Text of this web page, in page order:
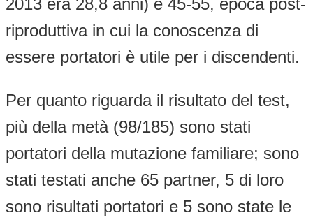
riproduttiva in cui la conoscenza di
essere portatori è utile per i discendenti.
Per quanto riguarda il risultato del test,
più della metà (98/185) sono stati
portatori della mutazione familiare; sono
stati testati anche 65 partner, 5 di loro
sono risultati portatori e 5 sono state le